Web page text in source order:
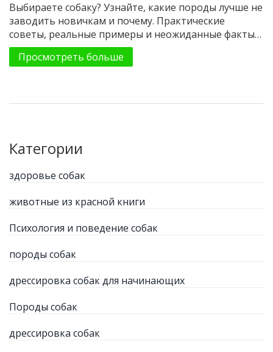
Выбираете собаку? Узнайте, какие породы лучше не
заводить новичкам и почему. Практические
советы, реальные примеры и неожиданные факты
для будущих владельцев.
Просмотреть больше
Категории
здоровье собак
животные из красной книги
Психология и поведение собак
породы собак
дрессировка собак для начинающих
Породы собак
дрессировка собак